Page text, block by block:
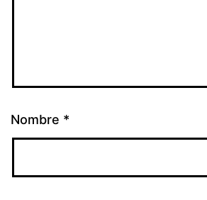
Nombre *